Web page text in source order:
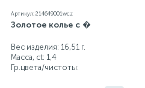
Артикул: 214649001wcz
Золотое колье с �
Вес изделия: 16,51 г.
Масса, ct: 1,4
Гр.цвета/чистоты: